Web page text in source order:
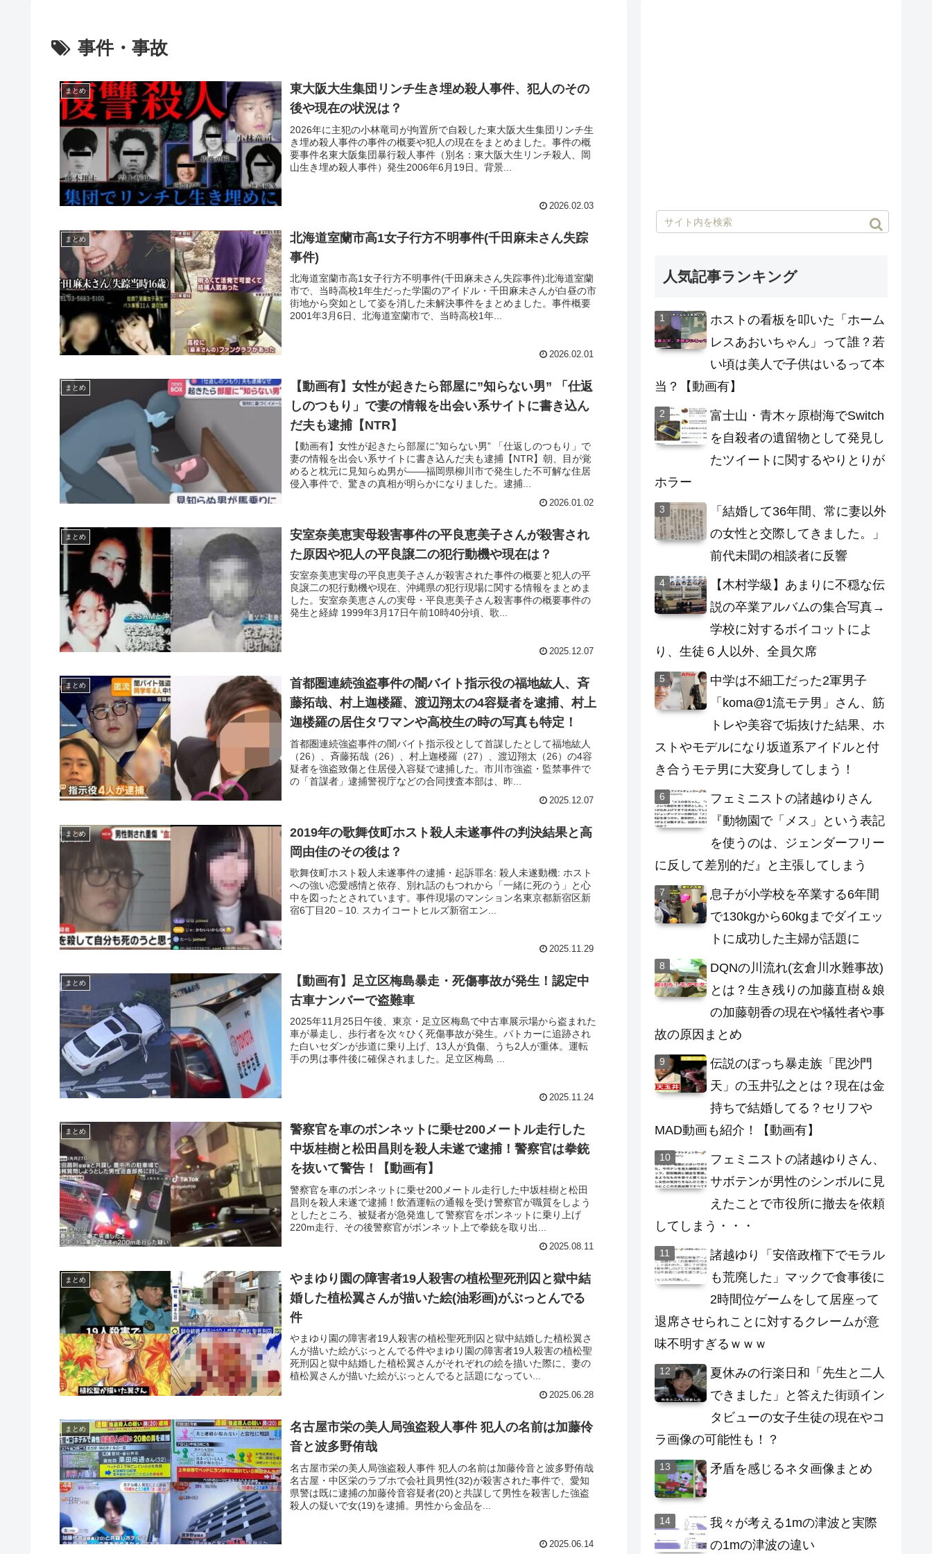
事件・事故
まとめ
東大阪大生集団リンチ生き埋め殺人事件、犯人のその
後や現在の状況は？
2026年に主犯の小林竜司が拘置所で自殺した東大阪大生集団リンチ生
き埋め殺人事件の事件の概要や犯人の現在をまとめました。事件の概
要事件名東大阪集団暴行殺人事件（別名：東大阪大生リンチ殺人、岡
山生き埋め殺人事件）発生2006年6月19日。背景...
2026.02.03
まとめ
北海道室蘭市高1女子行方不明事件(千田麻未さん失踪
事件)
北海道室蘭市高1女子行方不明事件(千田麻未さん失踪事件)北海道室蘭
市で、当時高校1年生だった学園のアイドル・千田麻未さんが白昼の市
街地から突如として姿を消した未解決事件をまとめました。事件概要
2001年3月6日、北海道室蘭市で、当時高校1年...
2026.02.01
まとめ
【動画有】女性が起きたら部屋に”知らない男” 「仕返
しのつもり」で妻の情報を出会い系サイトに書き込ん
だ夫も逮捕【NTR】
【動画有】女性が起きたら部屋に”知らない男” 「仕返しのつもり」で
妻の情報を出会い系サイトに書き込んだ夫も逮捕【NTR】朝、目が覚
めると枕元に見知らぬ男が――福岡県柳川市で発生した不可解な住居
侵入事件で、驚きの真相が明らかになりました。逮捕...
2026.01.02
まとめ
安室奈美恵実母殺害事件の平良恵美子さんが殺害され
た原因や犯人の平良譲二の犯行動機や現在は？
安室奈美恵実母の平良恵美子さんが殺害された事件の概要と犯人の平
良譲二の犯行動機や現在、沖縄県の犯行現場に関する情報をまとめま
した。安室奈美恵さんの実母・平良恵美子さん殺害事件の概要事件の
発生と経緯 1999年3月17日午前10時40分頃、歌...
2025.12.07
まとめ
首都圏連続強盗事件の闇バイト指示役の福地紘人、斉
藤拓哉、村上迦楼羅、渡辺翔太の4容疑者を逮捕、村上
迦楼羅の居住タワマンや高校生の時の写真も特定！
首都圏連続強盗事件の闇バイト指示役として首謀したとして福地紘人
（26）、斉藤拓哉（26）、村上迦楼羅（27）、渡辺翔太（26）の4容
疑者を強盗致傷と住居侵入容疑で逮捕した。市川市強盗・監禁事件で
の「首謀者」逮捕警視庁などの合同捜査本部は、昨...
2025.12.07
まとめ
2019年の歌舞伎町ホスト殺人未遂事件の判決結果と高
岡由佳のその後は？
歌舞伎町ホスト殺人未遂事件の逮捕・起訴罪名: 殺人未遂動機: ホスト
への強い恋愛感情と依存、別れ話のもつれから「一緒に死のう」と心
中を図ったとされています。事件現場のマンション名東京都新宿区新
宿6丁目20－10. スカイコートヒルズ新宿エン...
2025.11.29
まとめ
【動画有】足立区梅島暴走・死傷事故が発生！認定中
古車ナンバーで盗難車
2025年11月25日午後、東京・足立区梅島で中古車展示場から盗まれた
車が暴走し、歩行者を次々ひく死傷事故が発生。パトカーに追跡され
た白いセダンが歩道に乗り上げ、13人が負傷、うち2人が重体。運転
手の男は事件後に確保されました。足立区梅島 ...
2025.11.24
まとめ
警察官を車のボンネットに乗せ200メートル走行した
中坂桂樹と松田昌則を殺人未遂で逮捕！警察官は拳銃
を抜いて警告！【動画有】
警察官を車のボンネットに乗せ200メートル走行した中坂桂樹と松田
昌則を殺人未遂で逮捕！飲酒運転の通報を受け警察官が職質をしよう
としたところ、被疑者が急発進して警察官をボンネットに乗り上げ
220m走行、その後警察官がボンネット上で拳銃を取り出...
2025.08.11
まとめ
やまゆり園の障害者19人殺害の植松聖死刑囚と獄中結
婚した植松翼さんが描いた絵(油彩画)がぶっとんでる
件
やまゆり園の障害者19人殺害の植松聖死刑囚と獄中結婚した植松翼さ
んが描いた絵がぶっとんでる件やまゆり園の障害者19人殺害の植松聖
死刑囚と獄中結婚した植松翼さんがそれぞれの絵を描いた際に、妻の
植松翼さんが描いた絵がぶっとんでると話題になってい...
2025.06.28
まとめ
名古屋市栄の美人局強盗殺人事件 犯人の名前は加藤伶
音と波多野侑哉
名古屋市栄の美人局強盗殺人事件 犯人の名前は加藤伶音と波多野侑哉
名古屋・中区栄のラブホで会社員男性(32)が殺害された事件で、愛知
県警は既に逮捕の加藤伶音容疑者(20)と共謀して男性を殺害した強盗
殺人の疑いで女(19)を逮捕。男性から金品を...
2025.06.14
人気記事ランキング
ホストの看板を叩いた「ホーム
レスあおいちゃん」って誰？若
い頃は美人で子供はいるって本
当？【動画有】
富士山・青木ヶ原樹海でSwitch
を自殺者の遺留物として発見し
たツイートに関するやりとりが
ホラー
「結婚して36年間、常に妻以外
の女性と交際してきました。」
前代未聞の相談者に反響
【木村学級】あまりに不穏な伝
説の卒業アルバムの集合写真→
学校に対するボイコットによ
り、生徒６人以外、全員欠席
中学は不細工だった2軍男子
「koma@1流モテ男」さん、筋
トレや美容で垢抜けた結果、ホ
ストやモデルになり坂道系アイドルと付
き合うモテ男に大変身してしまう！
フェミニストの諸越ゆりさん
『動物園で「メス」という表記
を使うのは、ジェンダーフリー
に反して差別的だ』と主張してしまう
息子が小学校を卒業する6年間
で130kgから60kgまでダイエッ
トに成功した主婦が話題に
DQNの川流れ(玄倉川水難事故)
とは？生き残りの加藤直樹＆娘
の加藤朝香の現在や犠牲者や事
故の原因まとめ
伝説のぼっち暴走族「毘沙門
天」の玉井弘之とは？現在は金
持ちで結婚してる？セリフや
MAD動画も紹介！【動画有】
フェミニストの諸越ゆりさん、
サボテンが男性のシンボルに見
えたことで市役所に撤去を依頼
してしまう・・・
諸越ゆり「安倍政権下でモラル
も荒廃した」マックで食事後に
2時間位ゲームをして居座って
退席させられことに対するクレームが意
味不明すぎるｗｗｗ
夏休みの行楽日和「先生と二人
できました」と答えた街頭イン
タビューの女子生徒の現在やコ
ラ画像の可能性も！？
矛盾を感じるネタ画像まとめ
我々が考える1mの津波と実際
の1mの津波の違い